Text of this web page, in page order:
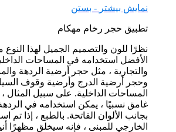
نمایش بیشتر - بستن
تطبيق حجر رخام مهکام
نظرًا للون والتصميم الجميل لهذا
الأفضل استخدامه في المساحات
والتجارية ، مثل حجر أرضية الردهة
وحجر أرضية الدرج وأرضية وقوف
المساحات الداخلية. على سبيل المثال ،
غامق نسبيًا ، يمكن استخدامه في
بجانب الألوان الفاتحة. بالطبع ، إذا
الخارجي للمبنى ، فإنه سيخلق مظهرًا